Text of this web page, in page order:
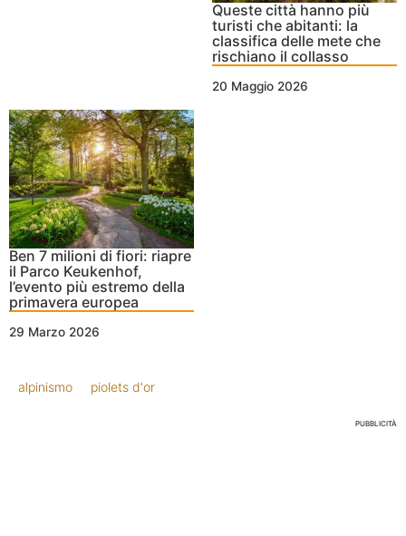
Queste città hanno più
turisti che abitanti: la
classifica delle mete che
rischiano il collasso
20 Maggio 2026
Ben 7 milioni di fiori: riapre
il Parco Keukenhof,
l’evento più estremo della
primavera europea
29 Marzo 2026
alpinismo piolets d'or
PUBBLICITÀ